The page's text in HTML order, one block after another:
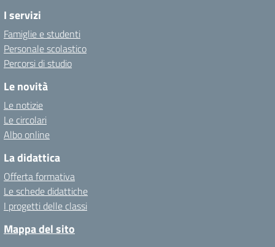
I servizi
Famiglie e studenti
Personale scolastico
Percorsi di studio
Le novità
Le notizie
Le circolari
Albo online
La didattica
Offerta formativa
Le schede didattiche
I progetti delle classi
Mappa del sito